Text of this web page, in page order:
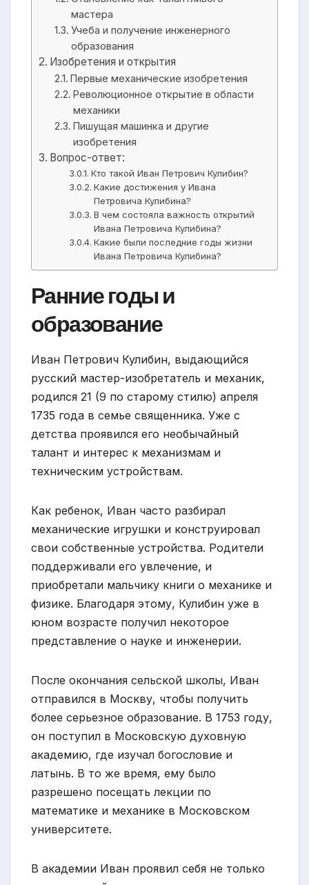
мастера
Учеба и получение инженерного
образования
Изобретения и открытия
Первые механические изобретения
Революционное открытие в области
механики
Пишущая машинка и другие
изобретения
Вопрос-ответ:
Кто такой Иван Петрович Кулибин?
Какие достижения у Ивана
Петровича Кулибина?
В чем состояла важность открытий
Ивана Петровича Кулибина?
Какие были последние годы жизни
Ивана Петровича Кулибина?
Ранние годы и
образование
Иван Петрович Кулибин, выдающийся
русский мастер-изобретатель и механик,
родился 21 (9 по старому стилю) апреля
1735 года в семье священника. Уже с
детства проявился его необычайный
талант и интерес к механизмам и
техническим устройствам.
Как ребенок, Иван часто разбирал
механические игрушки и конструировал
свои собственные устройства. Родители
поддерживали его увлечение, и
приобретали мальчику книги о механике и
физике. Благодаря этому, Кулибин уже в
юном возрасте получил некоторое
представление о науке и инженерии.
После окончания сельской школы, Иван
отправился в Москву, чтобы получить
более серьезное образование. В 1753 году,
он поступил в Московскую духовную
академию, где изучал богословие и
латынь. В то же время, ему было
разрешено посещать лекции по
математике и механике в Московском
университете.
В академии Иван проявил себя не только